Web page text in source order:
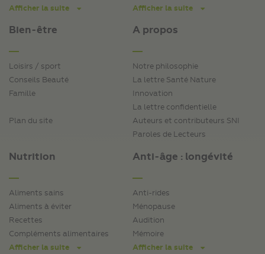
Afficher la suite
Bien-être
Loisirs / sport
Conseils Beauté
Famille
Plan du site
Afficher la suite
A propos
Notre philosophie
La lettre Santé Nature
Innovation
La lettre confidentielle
Auteurs et contributeurs SNI
Paroles de Lecteurs
Nutrition
Aliments sains
Aliments à éviter
Recettes
Compléments alimentaires
Afficher la suite
Anti-âge : longévité
Anti-rides
Ménopause
Audition
Mémoire
Afficher la suite